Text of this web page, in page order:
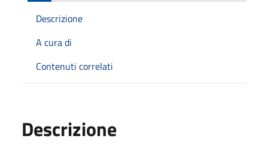
Descrizione
A cura di
Contenuti correlati
Descrizione